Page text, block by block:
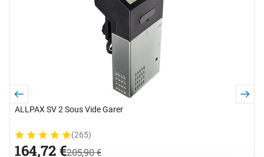
ALLPAX SV 2 Sous Vide Garer
Bewertung: 5 von 5 (265 Bewertungen)
265 Bewertungen
(265)
statt:
205,90€
jetzt:
164,72€